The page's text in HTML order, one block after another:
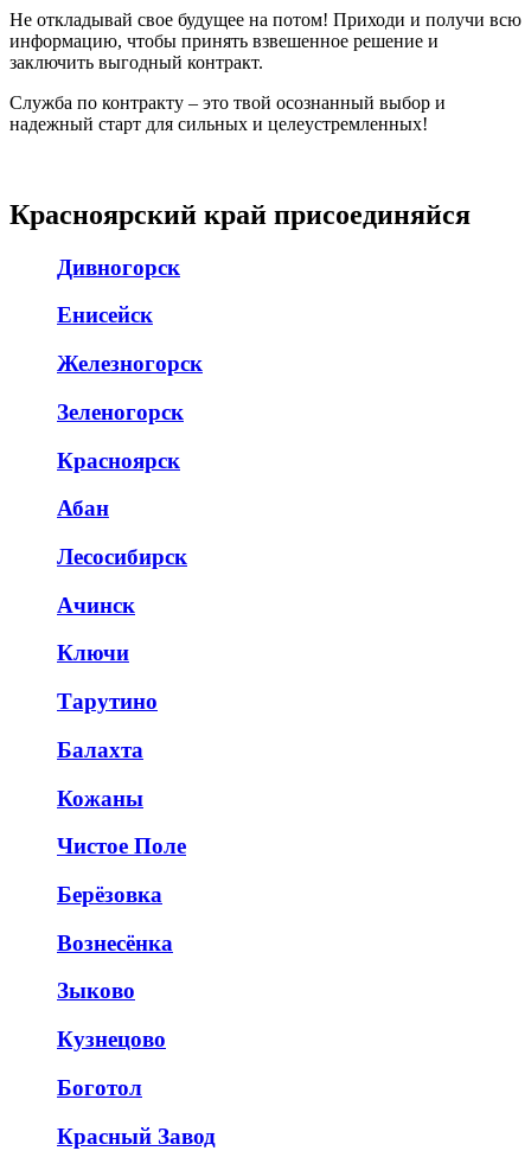
Не откладывай свое будущее на потом! Приходи и получи всю
информацию, чтобы принять взвешенное решение и
заключить выгодный контракт.
Служба по контракту – это твой осознанный выбор и
надежный старт для сильных и целеустремленных!
Красноярский край присоединяйся
Дивногорск
Енисейск
Железногорск
Зеленогорск
Красноярск
Абан
Лесосибирск
Ачинск
Ключи
Тарутино
Балахта
Кожаны
Чистое Поле
Берёзовка
Вознесёнка
Зыково
Кузнецово
Боготол
Красный Завод